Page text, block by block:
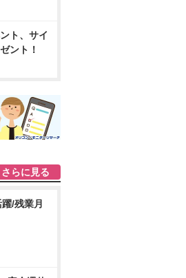
ト、サイ
ント！
さらに見る
/残業月